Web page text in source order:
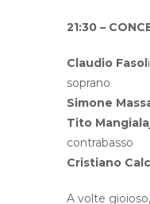
21:30 –
Claudio Fasol
soprano
Simone
Tito
contrabasso
Cristiano
A volte